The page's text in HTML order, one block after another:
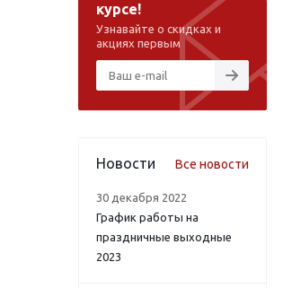
курсе!
Узнавайте о скидках и
акциях первым
Новости Все новости
30 декабря 2022
График работы на
праздничные выходные
2023